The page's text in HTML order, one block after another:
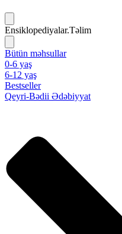
Ensiklopediyalar.Təlim
Bütün məhsullar
0-6 yaş
6-12 yaş
Bestseller
Qeyri-Bədii Ədəbiyyat